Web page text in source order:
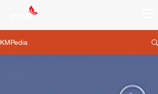
KMPedia